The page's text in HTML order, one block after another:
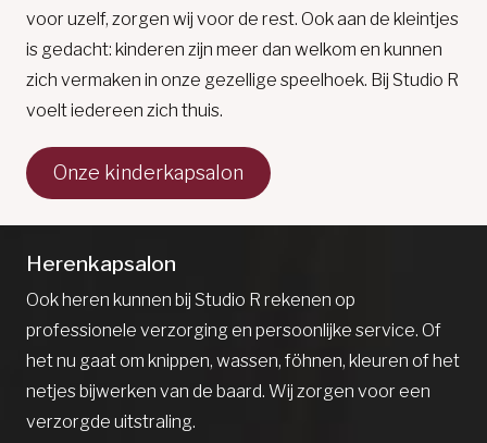
voor uzelf, zorgen wij voor de rest. Ook aan de kleintjes
is gedacht: kinderen zijn meer dan welkom en kunnen
zich vermaken in onze gezellige speelhoek. Bij Studio R
voelt iedereen zich thuis.
Onze kinderkapsalon
Herenkapsalon
Ook heren kunnen bij Studio R rekenen op
professionele verzorging en persoonlijke service. Of
het nu gaat om knippen, wassen, föhnen, kleuren of het
netjes bijwerken van de baard. Wij zorgen voor een
verzorgde uitstraling.